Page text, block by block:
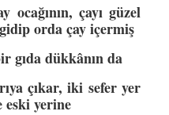
ocağının, çayı güzel
orda çay içermiş
gıda dükkânın da
çıkar, iki sefer yer
eski yerine